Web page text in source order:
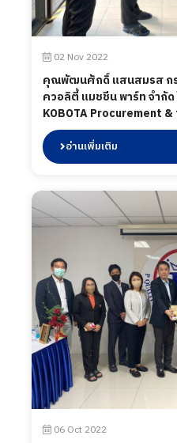
02 Nov 2022
คุณพัฒนศักดิ์ แสนสมรส กรรมการผู้จัดการ บริษัท พี
ควอลิตี้ แมชชีน พาร์ท จำกั
KOBOTA Procurement & trading (Thailand)
Co.,Ltd. และ PT.
กระบวนการผลิต กระบวนก
หารือเกี่ยวกับแผนการดำเ
อ่านเพิ่มเติม
06 Oct 2022